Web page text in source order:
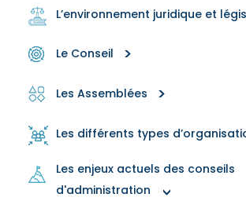
L’environnement juridique et
Le Conseil >
Les Assemblées >
Les différents types
Les enjeux actuels des conseils
d'administration
>